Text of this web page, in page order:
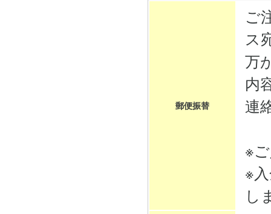
郵便振替
ご
ス
万
内
連
※
※
し